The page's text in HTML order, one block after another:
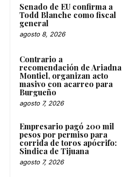
Senado de EU confirma a
Todd Blanche como fiscal
general
agosto 8, 2026
Contrario a
recomendación de Ariadna
Montiel, organizan acto
masivo con acarreo para
Burgueño
agosto 7, 2026
Empresario pagó 200 mil
pesos por permiso para
corrida de toros apócrifo:
Sindica de Tijuana
agosto 7, 2026